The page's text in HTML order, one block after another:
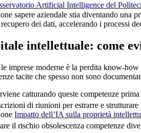
Artificial Intelligence del
sapere aziendale stia diventando
dei dati, accelerando i processi
intellettuale: come
imprese moderne è la perdita know-
tacite che spesso non sono
catturando queste competenze
di riunioni per estrarre e strutturare
Impatto dell’IA sulla proprietà
il rischio obsolescenza competenze